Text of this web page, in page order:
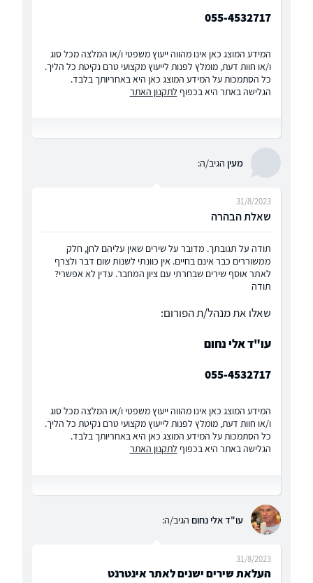
055-4532717
המידע המוצג כאן אינו מהווה ייעוץ משפטי ו/או המלצה מכל סוג
ו/או חוות דעת, מומלץ לפנות לייעוץ מקצועי טרם נקיטת כל הליך.
כל הסתמכות על המידע המוצג כאן היא באחריותך בלבד.
הגלישה באתר היא בכפוף לתקנון האתר
מעין הגיב/ה:
שאלת הבהרה
31/8/2023
תודה על תגובתך. מדובר על שירים שאין עליהם לחן, חלק
ממשוררים כבר אינם בחיים. אין כוונתי לשנות שום דבר ולצרף
לאתר אוסף שירים שבחרתי עם ציון המחבר. עדין לא אפשרי?
תודה
שאלו את מנהל/ת הפורום:
עו"ד אלי נחום
055-4532717
המידע המוצג כאן אינו מהווה ייעוץ משפטי ו/או המלצה מכל סוג
ו/או חוות דעת, מומלץ לפנות לייעוץ מקצועי טרם נקיטת כל הליך.
כל הסתמכות על המידע המוצג כאן היא באחריותך בלבד.
הגלישה באתר היא בכפוף לתקנון האתר
עו"ד אלי נחום הגיב/ה:
העלאת שירים ישנים לאתר אינטרנט
31/8/2023